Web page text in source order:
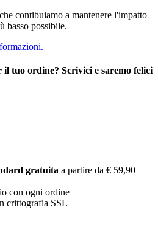
contibuiamo a mantenere l'impatto
basso possibile.
tuo ordine? Scrivici e saremo felici
gratuita a partire da € 59,90
con ogni ordine
crittografia SSL